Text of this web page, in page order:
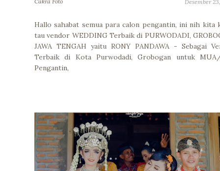
Desember
Hallo sahabat semua para calon pengantin, ini nih kita
tau vendor WEDDING Terbaik di PURWODADI,
JAWA TENGAH yaitu RONY PANDAWA - Sebagai
Terbaik di Kota Purwodadi, Grobogan untuk MUA/
Pengantin,